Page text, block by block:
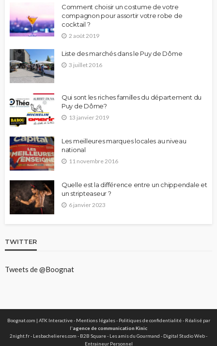
Comment choisir un costume de votre
compagnon pour assortir votre robe de
cocktail ?
2 août 2019
Liste des marchés dans le Puy de Dôme
3 juillet 2016
Qui sont les riches familles du département du
Puy de Dôme?
13 janvier 2019
Les meilleures marques locales au niveau
national
11 novembre 2016
Quelle est la différence entre un chippendale et
un stripteaseur ?
6 janvier 2023
TWITTER
Tweets de @Boognat
Boognat.com | ATK Interactive - Mentions légales- Politiques de confidentialité- Réalisé par
l'agence de communication Kinic
2night.fr- Lesbachelieres.com - B2B Square- Les amis du Gourmand - Digital Studio Web-
Entraineur Personnel